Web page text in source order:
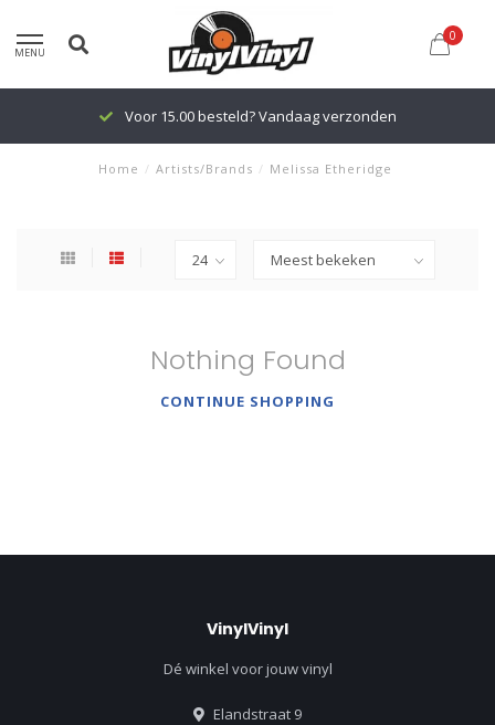
MENU
0
Voor 15.00 besteld? Vandaag verzonden
Home / Artists/Brands / Melissa Etheridge
Nothing Found
CONTINUE SHOPPING
VinylVinyl
Dé winkel voor jouw vinyl
Elandstraat 9